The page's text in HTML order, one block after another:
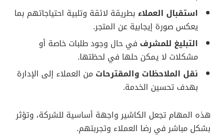
استقبال العملاء بطريقة لائقة وتلبية احتياجاتهم بما
يعكس صورة إيجابية عن المتجر.
التبليغ للمشرف في حال وجود طلبات خاصة أو
مشكلات لا يمكن حلها في لحظتها.
نقل الملاحظات والمقترحات من العملاء إلى الإدارة
بهدف تحسين الخدمة.
هذه المهام تجعل الكاشير واجهة أساسية للشركة، وتؤثر
بشكل مباشر في رضا العملاء وتجربتهم.